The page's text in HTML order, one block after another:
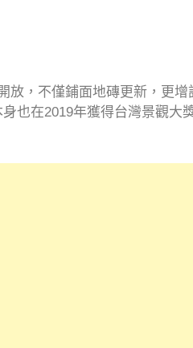
放，不僅鋪面地磚更新，更增
也在2019年獲得台灣景觀大